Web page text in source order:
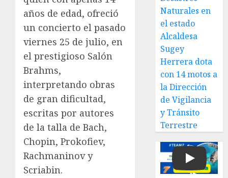
años de edad, ofreció
un concierto el pasado
viernes 25 de julio, en
el prestigioso Salón
Brahms,
interpretando obras
de gran dificultad,
escritas por autores
de la talla de Bach,
Chopin, Prokofiev,
Rachmaninov y
Scriabin.
Naturales en
el estado
Alcaldesa
Sugey
Herrera dota
con 14 motos a
la Dirección
de Vigilancia
y Tránsito
Terrestre
Play